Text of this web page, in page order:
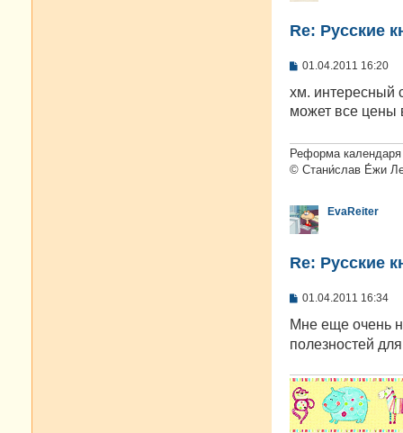
Re: Русские
С
о
щ
и
е
01.04.2011 16:20
хм. интересный
может все
Реформа
© Стани́слав Е́жи
EvaReiter
Re: Русские
С
о
щ
н
и
е
01.04.2011 16:34
Мне еще очень
полезностей